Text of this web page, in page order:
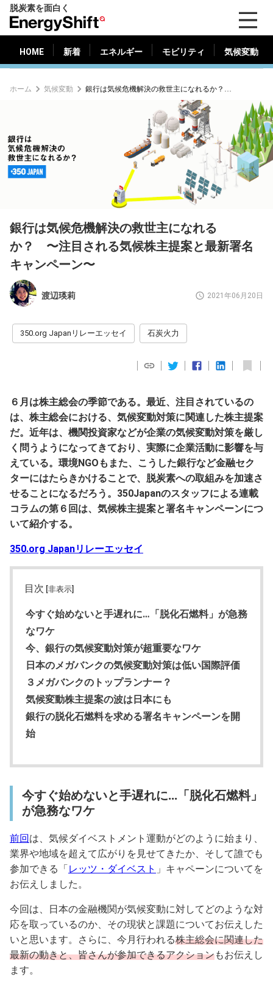
脱炭素を面白く
ナ
ジ
ー
フ
HOME 新着 エネルギー モビリティ 気候変動
新着 エネルギー 気候変動
ホーム 気候変動 銀行は気候危機解決の救世主になれるか？ 〜注目される気候株主提案と最新署名キャンペーン〜
銀行は気候危機解決の救世主になれる
か？ 〜注目される気候株主提案と最新署名
キャンペーン〜
渡辺瑛莉 2021年06月20日
350.org Japanリレーエッセイ 石炭火力
６月は株主総会の季節である。最近、注目されているの
は、株主総会における、気候変動対策に関連した株主提案
だ。近年は、機関投資家などが企業の気候変動対策を厳し
く問うようになってきており、実際に企業活動に影響を与
えている。環境NGOもまた、こうした銀行など金融セク
ターにはたらきかけることで、脱炭素への取組みを加速さ
せることになるだろう。350Japanのスタッフによる連載
コラムの第６回は、気候株主提案と署名キャンペーンにつ
いて紹介する。
350.org Japanリレーエッセイ
目次 [非表示]
今すぐ始めないと手遅れに…「脱化石燃料」が急務
なワケ
今、銀行の気候変動対策が超重要なワケ
日本のメガバンクの気候変動対策は低い国際評価
３メガバンクのトップランナー？
気候変動株主提案の波は日本にも
銀行の脱化石燃料を求める署名キャンペーンを開
始
今すぐ始めないと手遅れに…「脱化石燃料」
が急務なワケ
前回は、気候ダイベストメント運動がどのように始まり、
業界や地域を超えて広がりを見せてきたか、そして誰でも
参加できる「レッツ・ダイベスト 」キャペーンについてを
お伝えしました。
今回は、日本の金融機関が気候変動に対してどのような対
応を取っているのか、その現状と課題についてお伝えした
いと思います。さらに、今月行われる株主総会に関連した
最新の動きと、皆さんが参加できるアクションもお伝えし
ます。